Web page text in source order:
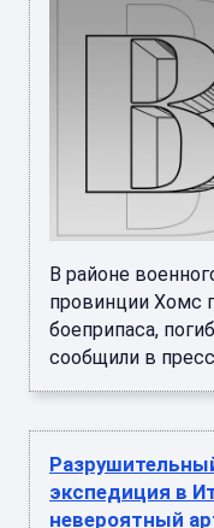
В районе
провинции Хомс
боеприпаса,
сообщили в
экспедиция в
невероятный